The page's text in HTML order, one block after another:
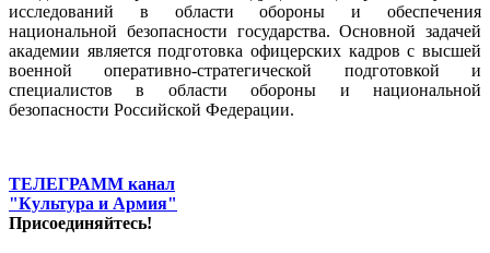
исследований в области обороны и обеспечения
национальной безопасности государства. Основной задачей
академии является подготовка офицерских кадров с высшей
военной оперативно-стратегической подготовкой и
специалистов в области обороны и национальной
безопасности Российской Федерации.
ТЕЛЕГРАММ канал
"Культура и Армия"
Присоединяйтесь!